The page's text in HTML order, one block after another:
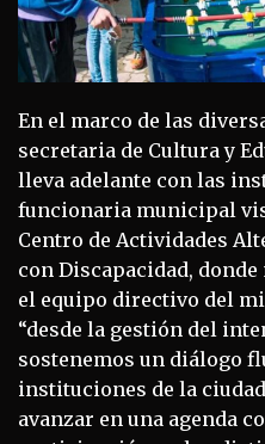
En el marco de las
secretaria de Cultura y
lleva adelante con las
funcionaria municipal
Centro de Actividades
con Discapacidad,
el equipo directivo del
“desde la gestión del
sostenemos un diálogo
instituciones de la
avanzar en una agenda